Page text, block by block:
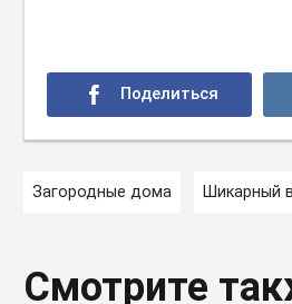
Загородные дома Шикарный
Смотрите